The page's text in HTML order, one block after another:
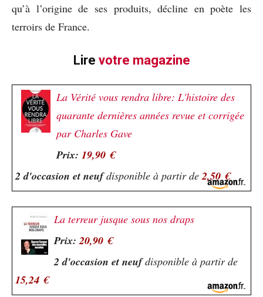
qu’à l’origine de ses produits, décline en poète les
terroirs de France.
Lire votre magazine
La Vérité vous rendra libre: L'histoire des
quarante dernières années revue et corrigée
par Charles Gave
Prix: 19,90 €
2 d'occasion et neufdisponible à partir de 2,50 €
La terreur jusque sous nos draps
Prix: 20,90 €
2 d'occasion et neufdisponible à partir de
15,24 €